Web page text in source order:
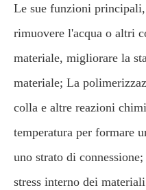
Le sue funzioni
rimuovere l'acqua o altri
materiale, migliorare la
materiale; La
colla e altre reazioni
temperatura per formare
uno strato di
stress interno dei